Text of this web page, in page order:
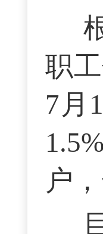
职
7月
户